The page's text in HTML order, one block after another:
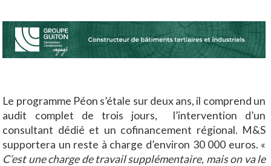
Le programme Péon s’étale sur deux ans, il comprend un
audit complet de trois jours, l’intervention d’un
consultant dédié et un cofinancement régional. M&S
supportera un reste à charge d’environ 30 000 euros. «
C’est une charge de travail supplémentaire, mais on va le